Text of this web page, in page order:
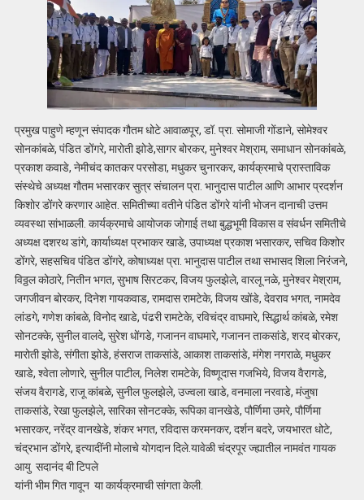
प्रमुख पाहुणे म्हणून संपादक गौतम धोटे आवाळपूर, डॉ. प्रा. सोमाजी गोंडाने, सोमेश्वर
सोनकांबळे, पंडित डोंगरे, मारोती झोडे,सागर बोरकर, मुनेश्वर मेश्राम, समाधान सोनकांबळे,
प्रकाश कवाडे, नेमीचंद कातकर परसोडा, मधुकर चुनारकर, कार्यक्रमाचे प्रास्ताविक
संस्थेचे अध्यक्ष गौतम भसारकर सुत्र संचालन प्रा. भानुदास पाटील आणि आभार प्रदर्शन
किशोर डोंगरे करणार आहेत. समितीच्या वतीने पंडित डोंगरे यांनी भोजन दानाची उत्तम
व्यवस्था सांभाळली. कार्यक्रमाचे आयोजक जोगाई तथा बुद्धभूमी विकास व संवर्धन समितीचे
अध्यक्ष दशरथ डांगे, कार्याध्यक्ष प्रभाकर खाडे, उपाध्यक्ष प्रकाश भसारकर, सचिव किशोर
डोंगरे, सहसचिव पंडित डोंगरे, कोषाध्यक्ष प्रा. भानुदास पाटील तथा सभासद शिला निरंजने,
विठ्ठल कोठारे, नितीन भगत, सुभाष सिरटकर, विजय फुलझेले, वारलू नळे, मुनेश्वर मेश्राम,
जगजीवन बोरकर, दिनेश गायकवाड, रामदास रामटेके, विजय खोंडे, देवराव भगत, नामदेव
लांडगे, गणेश कांबळे, विनोद खाडे, पंढरी रामटेके, रविचंद्र वाघमारे, सिद्धार्थ कांबळे, रमेश
सोनटक्के, सुनील वालदे, सुरेश धोंगडे, गजानन वाघमारे, गजानन ताकसांडे, शरद बोरकर,
मारोती झोडे, संगीता झोडे, हंसराज ताकसांडे, आकाश ताकसांडे, मंगेश नगराळे, मधुकर
खाडे, श्वेता लोणारे, सुनील पाटील, निलेश रामटेके, विष्णूदास गजभिये, विजय वैरागडे,
संजय वैरागडे, राजू कांबळे, सुनील फुलझेले, उज्वला खाडे, वनमाला नरवाडे, मंजुषा
ताकसांडे, रेखा फुलझेले, सारिका सोनटक्के, रूपिका वानखेडे, पौर्णिमा उमरे, पौर्णिमा
भसारकर, नरेंद्र वानखेडे, शंकर भगत, रविदास करमनकर, दर्शन बदरे, जयभारत धोटे,
चंद्रभान डोंगरे, इत्यादींनी मोलाचे योगदान दिले.यावेळी चंद्रपूर ज्ह्यातील नामवंत गायक
आयु सदानंद बी टिपले
यांनी भीम गित गावून या कार्यक्रमाची सांगता केली.